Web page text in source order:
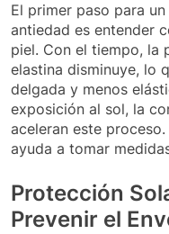
El primer paso para
antiedad es entender
piel. Con el tiempo, la
elastina disminuye, lo
delgada y menos
exposición al sol, la
aceleran este
ayuda a tomar
Protección
Prevenir el